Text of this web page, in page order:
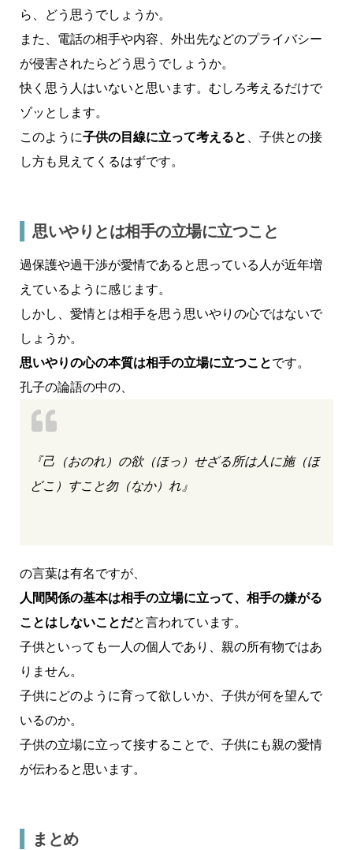
ら、どう思うでしょうか。
また、電話の相手や内容、外出先などのプライバシー
が侵害されたらどう思うでしょうか。
快く思う人はいないと思います。むしろ考えるだけで
ゾッとします。
このように子供の目線に立って考えると
、子供との接
し方も見えてくるはずです。
思いやりとは相手の立場に立つこと
過保護や過干渉が愛情であると思っている人が近年増
えているように感じます。
しかし、愛情とは相手を思う思いやりの心ではないで
しょうか。
思いやりの心の本質は相手の立場に立つことです。
孔子の論語の中の、
『己（おのれ）の欲（ほっ）せざる所は人に施（ほ
どこ）すこと勿（なか）れ』
の言葉は有名ですが、
人間関係の基本は相手の立場に立って、相手の嫌がる
ことはしないことだと言われています。
子供といっても一人の個人であり、親の所有物ではあ
りません。
子供にどのように育って欲しいか、子供が何を望んで
いるのか。
子供の立場に立って接することで、子供にも親の愛情
が伝わると思います。
まとめ